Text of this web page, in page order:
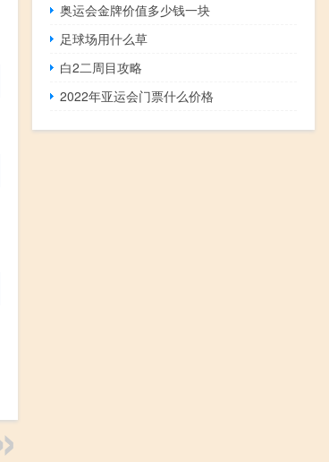
奥运会金牌价值多少钱一块
足球场用什么草
白2二周目攻略
2022年亚运会门票什么价格